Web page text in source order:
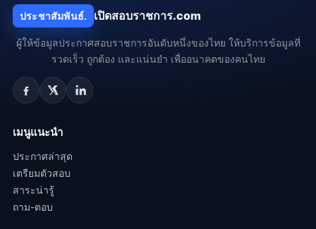
ประชาสัมพันธ์. เปิดสอบราชการ.com
ผู้ให้ข้อมูลประกาศสอบราชการอันดับหนึ่งของไทย ให้บริการข้อมูลที่
รวดเร็ว ถูกต้อง และแน่นยำ เพื่ออนาคตของคนไทย
เมนูแนะนำ
ประกาศล่าสุด
เตรียมตัวสอบ
สาระน่ารู้
ถาม-ตอบ